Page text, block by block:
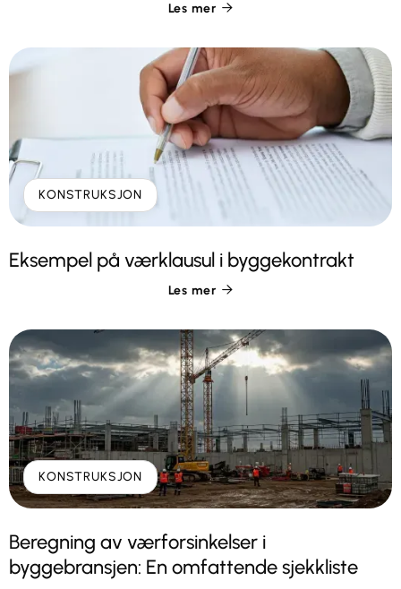
Les mer 
KONSTRUKSJON
Eksempel på værklausul i byggekontrakt
Les mer 
KONSTRUKSJON
Beregning av værforsinkelser i
byggebransjen: En omfattende sjekkliste